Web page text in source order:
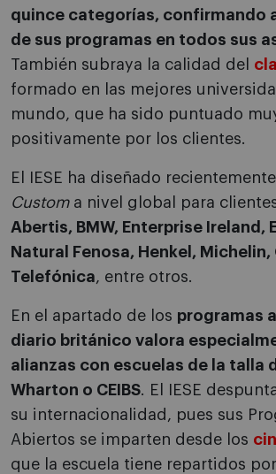
quince categorías, confirmando
de sus programas en todos sus
También subraya la calidad del
formado en las mejores
mundo, que ha sido puntuado
positivamente por los clientes.
El IESE ha diseñado
Customa nivel global para
Abertis, BMW, Enterprise Ireland,
Natural Fenosa, Henkel, Michelin,
Telefónica, entre otros.
En el apartado de los programas
diario británico valora
alianzas con escuelas de la talla
Wharton o CEIBS. El IESE
su internacionalidad, pues sus
Abiertos se imparten desde los
que la escuela tiene repartidos